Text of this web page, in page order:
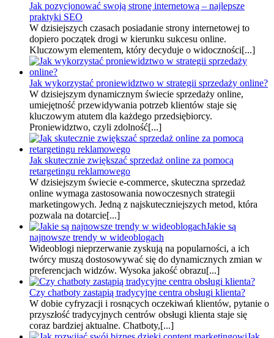
Jak pozycjonować swoją stronę internetową – najlepsze
praktyki SEO
W dzisiejszych czasach posiadanie strony internetowej to
dopiero początek drogi w kierunku sukcesu online.
Kluczowym elementem, który decyduje o widoczności[...]
Jak wykorzystać proniewidztwo w strategii sprzedaży online?
W dzisiejszym dynamicznym świecie sprzedaży online,
umiejętność przewidywania potrzeb klientów staje się
kluczowym atutem dla każdego przedsiębiorcy.
Proniewidztwo, czyli zdolność[...]
Jak skutecznie zwiększać sprzedaż online za pomocą
retargetingu reklamowego
W dzisiejszym świecie e-commerce, skuteczna sprzedaż
online wymaga zastosowania nowoczesnych strategii
marketingowych. Jedną z najskuteczniejszych metod, która
pozwala na dotarcie[...]
Jakie są
najnowsze trendy w wideoblogach
Wideoblogi nieprzerwanie zyskują na popularności, a ich
twórcy muszą dostosowywać się do dynamicznych zmian w
preferencjach widzów. Wysoka jakość obrazu[...]
Czy chatboty zastąpią tradycyjne centra obsługi klienta?
W dobie cyfryzacji i rosnących oczekiwań klientów, pytanie o
przyszłość tradycyjnych centrów obsługi klienta staje się
coraz bardziej aktualne. Chatboty,[...]